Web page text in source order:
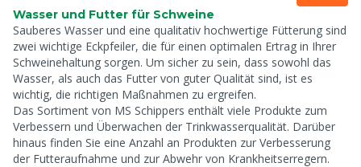
Wasser und Futter für Schweine
Sauberes Wasser und eine qualitativ hochwertige Fütterung sind
zwei wichtige Eckpfeiler, die für einen optimalen Ertrag in Ihrer
Schweinehaltung sorgen. Um sicher zu sein, dass sowohl das
Wasser, als auch das Futter von guter Qualität sind, ist es
wichtig, die richtigen Maßnahmen zu ergreifen.
Das Sortiment von MS Schippers enthält viele Produkte zum
Verbessern und Überwachen der Trinkwasserqualität. Darüber
hinaus finden Sie eine Anzahl an Produkten zur Verbesserung
der Futteraufnahme und zur Abwehr von Krankheitserregern.